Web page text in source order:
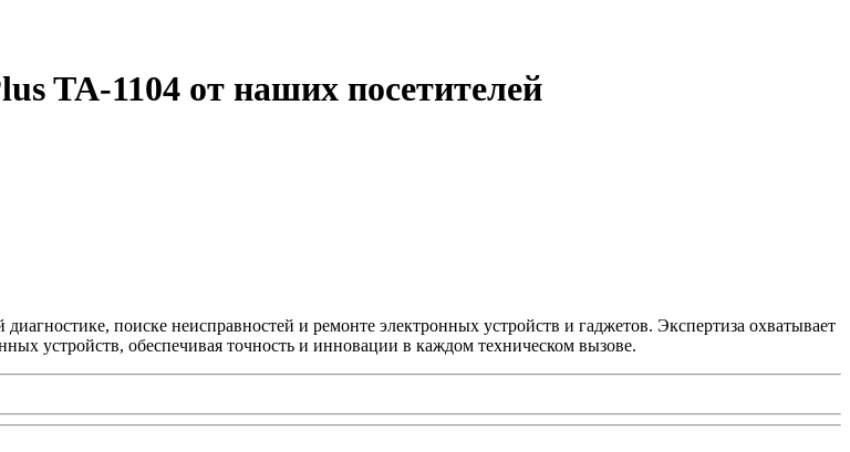
TA-1104 от наших посетителей
поиске неисправностей и ремонте электронных устройств и гаджетов. Экспертиза охватывает
устройств, обеспечивая точность и инновации в каждом техническом вызове.